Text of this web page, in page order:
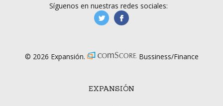
EXPANSIÓN
Síguenos en nuestras redes sociales:
manufacturaGE
© 2026 Expansión. Bussiness/Finance